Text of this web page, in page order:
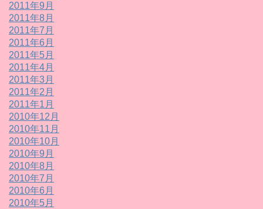
2011年9月
2011年8月
2011年7月
2011年6月
2011年5月
2011年4月
2011年3月
2011年2月
2011年1月
2010年12月
2010年11月
2010年10月
2010年9月
2010年8月
2010年7月
2010年6月
2010年5月